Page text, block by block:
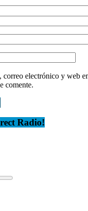
correo electrónico y web
comente.
Radio!